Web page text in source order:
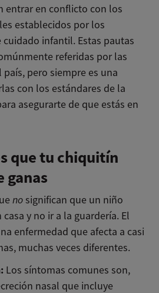
entrar en conflicto con los
establecidos por los
infantil. Estas pautas
referidas por las
pero siempre es una
con los estándares de la
asegurarte de que estás en
que tu chiquitín
ganas
nosignifican que un niño
y no ir a la guardería. El
enfermedad que afecta a casi
muchas veces diferentes.
Los síntomas comunes son,
nasal que incluye